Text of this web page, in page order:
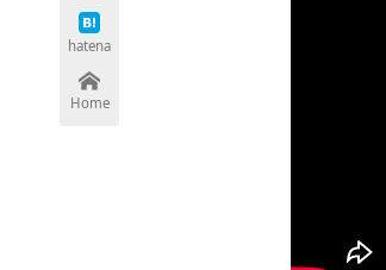
hatena
Home